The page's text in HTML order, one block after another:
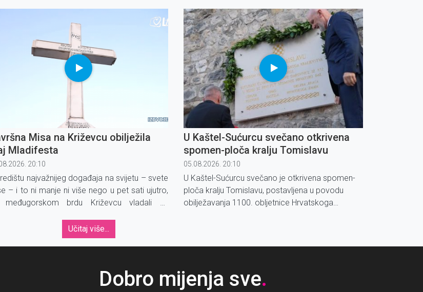
mlađu braću – prestala ići u školu.
Misa na Križevcu obilježila
Mladifesta
20:10
najvažnijeg događaja na svijetu – svete
– i to ni manje ni više nego u pet sati ujutro,
međugorskom brdu Križevcu vladali su
su završetak još jednog međugorskog
U Kaštel-Sućurcu svečano otkrivena
spomen-ploča kralju Tomislavu
05.08.2026. 20:10
U Kaštel-Sućurcu svečano je otkrivena spomen-
ploča kralju Tomislavu, postavljena u povodu
obilježavanja 1100. obljetnice Hrvatskoga
Učitaj više...
Dobro mijenja sve.